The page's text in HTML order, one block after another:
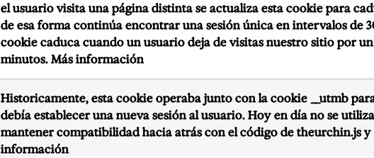
el usuario visita una página distinta se actualiza esta cookie para
de esa forma continúa encontrar una sesión única en intervalos de
cookie caduca cuando un usuario deja de visitas nuestro sitio por
minutos. Más información
Historicamente, esta cookie operaba junto con la cookie __utmb
debía establecer una nueva sesión al usuario. Hoy en día no se
mantener compatibilidad hacia atrás con el código de theurchin.js y
información